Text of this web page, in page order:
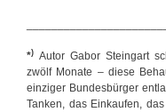
*) Autor Gabor Steingart
zwölf Monate – diese
einziger Bundesbürger
Tanken, das Einkaufen,